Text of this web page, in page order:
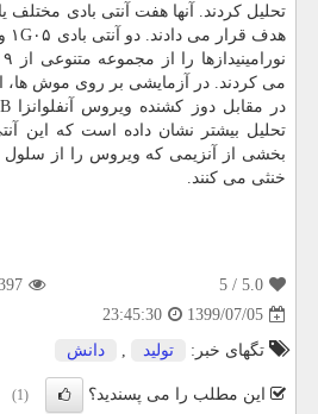
تحلیل کردند. آنها هفت آنتی بادی مختلف
می کردند. در آزمایشی بر روی موش ها،
تحلیل بیشتر نشان داده است که این
بخشی از آنزیمی که ویروس را از سلول
خنثی می کنند.
5.0
/ 5
1399/07/05
23:45:30
تگهای خبر:
تولید , دانش
این مطلب را می پسندید؟ (1)